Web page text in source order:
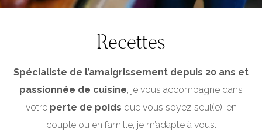
Recettes
Spécialiste de l’amaigrissement depuis 20 ans et
passionnée de cuisine, je vous accompagne dans
votre perte de poids que vous soyez seul(e), en
couple ou en famille, je m’adapte à vous.